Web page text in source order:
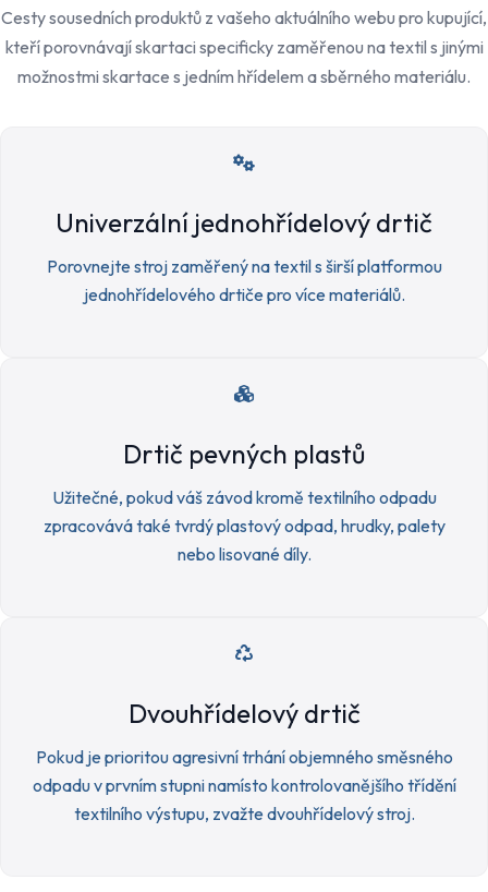
Cesty sousedních produktů z vašeho aktuálního webu pro kupující,
kteří porovnávají skartaci specificky zaměřenou na textil s jinými
možnostmi skartace s jedním hřídelem a sběrného materiálu.
Univerzální jednohřídelový drtič
Porovnejte stroj zaměřený na textil s širší platformou
jednohřídelového drtiče pro více materiálů.
Drtič pevných plastů
Užitečné, pokud váš závod kromě textilního odpadu
zpracovává také tvrdý plastový odpad, hrudky, palety
nebo lisované díly.
Dvouhřídelový drtič
Pokud je prioritou agresivní trhání objemného směsného
odpadu v prvním stupni namísto kontrolovanějšího třídění
textilního výstupu, zvažte dvouhřídelový stroj.